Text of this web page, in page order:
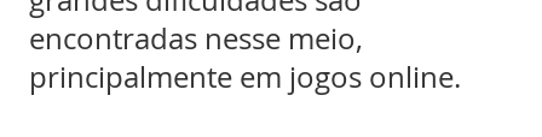
encontradas nesse meio,
principalmente em jogos online.